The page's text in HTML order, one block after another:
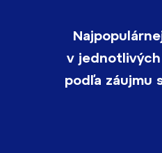
v
podľa záujmu